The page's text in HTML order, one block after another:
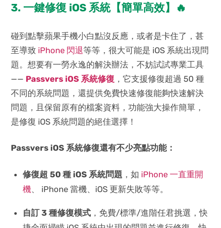
3. 一鍵修復 iOS 系統【簡單高效】🔥
碰到點擊蘋果手機小白點沒反應，或者是卡住了，甚
至導致 iPhone 閃退等等，很大可能是 iOS 系統出現問
題。想要有一勞永逸的解決辦法，不妨試試專業工具
—— Passvers iOS 系統修復 ，它支援修復超過 50 種
不同的系統問題，還提供免費快速修復能夠快速解決
問題，且保留原有的檔案資料，功能強大操作簡單，
是修復 iOS 系統問題的絕佳選擇！
Passvers iOS 系統修復還有不少亮點功能：
修復超 50 種 iOS 系統問題 ，如 iPhone 一直重開
機、 iPhone 當機、iOS 更新失敗等等。
自訂 3 種修復模式 ，免費/標準/進階任君挑選，快